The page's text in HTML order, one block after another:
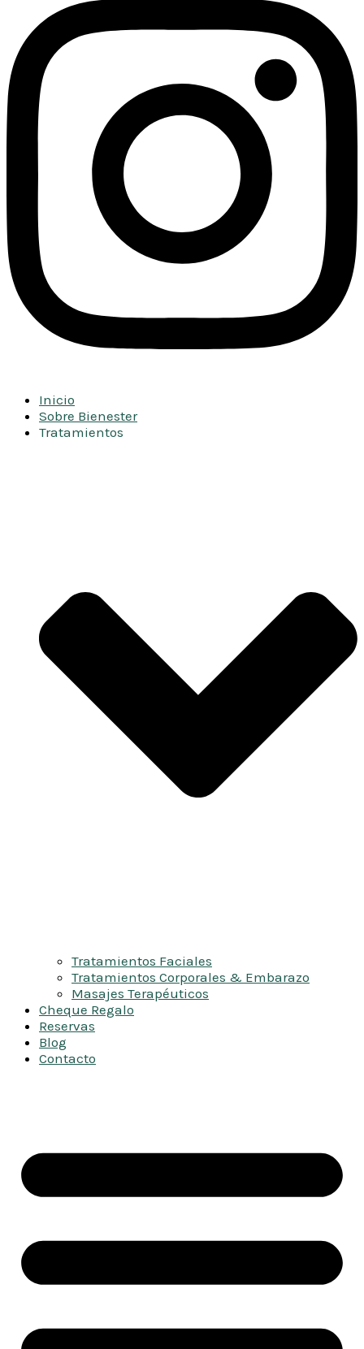
Inicio
Sobre Bienester
Tratamientos
Tratamientos Faciales
Tratamientos Corporales & Embarazo
Masajes Terapéuticos
Cheque Regalo
Reservas
Blog
Contacto